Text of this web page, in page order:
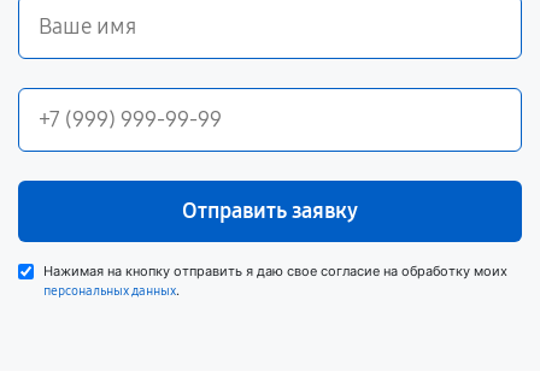
Отправить заявку
Нажимая на кнопку отправить я даю свое согласие на обработку моих
персональных данных.